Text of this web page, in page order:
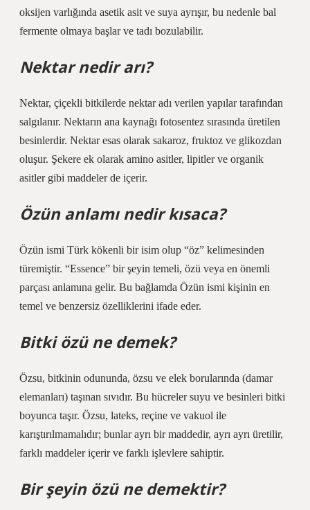
oksijen varlığında asetik asit ve suya ayrışır, bu nedenle bal
fermente olmaya başlar ve tadı bozulabilir.
Nektar nedir arı?
Nektar, çiçekli bitkilerde nektar adı verilen yapılar tarafından
salgılanır. Nektarın ana kaynağı fotosentez sırasında üretilen
besinlerdir. Nektar esas olarak sakaroz, fruktoz ve glikozdan
oluşur. Şekere ek olarak amino asitler, lipitler ve organik
asitler gibi maddeler de içerir.
Özün anlamı nedir kısaca?
Özün ismi Türk kökenli bir isim olup “öz” kelimesinden
türemiştir. “Essence” bir şeyin temeli, özü veya en önemli
parçası anlamına gelir. Bu bağlamda Özün ismi kişinin en
temel ve benzersiz özelliklerini ifade eder.
Bitki özü ne demek?
Özsu, bitkinin odununda, özsu ve elek borularında (damar
elemanları) taşınan sıvıdır. Bu hücreler suyu ve besinleri bitki
boyunca taşır. Özsu, lateks, reçine ve vakuol ile
karıştırılmamalıdır; bunlar ayrı bir maddedir, ayrı ayrı üretilir,
farklı maddeler içerir ve farklı işlevlere sahiptir.
Bir şeyin özü ne demektir?